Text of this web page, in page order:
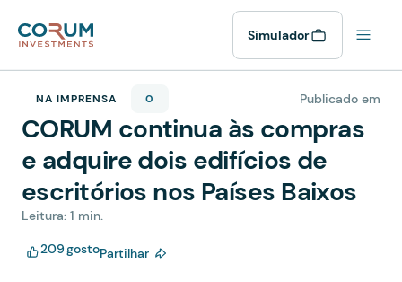
Simulador
NA IMPRENSA 0 Publicado em
CORUM continua às compras
e adquire dois edifícios de
escritórios nos Países Baixos
Leitura: 1 min.
209gostoPartilhar